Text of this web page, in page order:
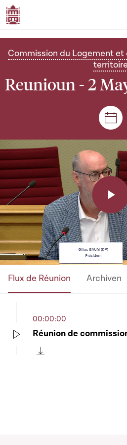
Commission du Logement
territoire
Reunioun - 2
Flux de Réunion Archiven
00:00:00
Réunion de